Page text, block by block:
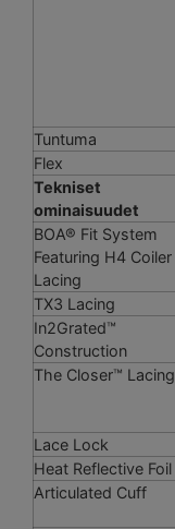
Tuntuma
Flex
Tekniset
ominaisuudet
BOA® Fit System
Featuring H4 Coiler
Lacing
TX3 Lacing
In2Grated™
Construction
The Closer™ Lacing
Lace Lock
Heat Reflective Foil
Articulated Cuff